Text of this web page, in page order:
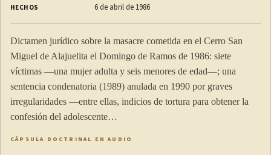
satisfaga la utilidad pública que justificó la creación del
terceros interesados, la concesión se tendrá como
extinguida y la autoridad competente respectiva asumirá
la administración del embarcadero vecinal con las
construcciones y mejoras existentes.
HECHOS 6 de abril de 1986
Dictamen jurídico sobre la masacre cometida en el Cerro San
Miguel de Alajuelita el Domingo de Ramos de 1986: siete
víctimas —una mujer adulta y seis menores de edad—; una
sentencia condenatoria (1989) anulada en 1990 por graves
irregularidades —entre ellas, indicios de tortura para obtener la
confesión del adolescente…
CÁPSULA DOCTRINAL EN AUDIO